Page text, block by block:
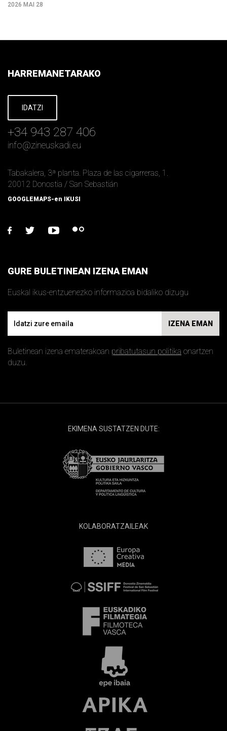
2026 MAI 28
HARREMANETARAKO
IDATZI
+34 943 287 406
info@zineuskadi.eu
Tabakalera, 3ª planta. Plaza de las cigarreras, 1.
20012 Donostia / San Sebastián
GOOGLEMAPS-en IKUSI
facebook
twitter youtubeflickr
GURE BULETINEAN IZENA EMAN
Euskal ikus-entzuenezko informazioa bidaliko dizugu
IZENA EMAN
Buletinean izena ematerakoan pribatutasun politika onartzen
duzu.
EKIMENA SUSTATZEN DUTE:
KOLABORATZAILEAK